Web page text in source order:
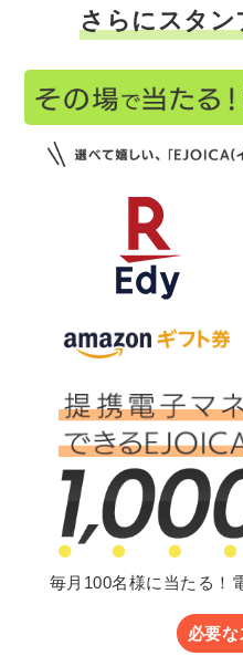
さらにスタ
毎月100名様に当たる！
必要